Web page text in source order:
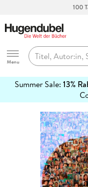
100
Hugendubel
Menu
Summer Sale: 13%
erfahren